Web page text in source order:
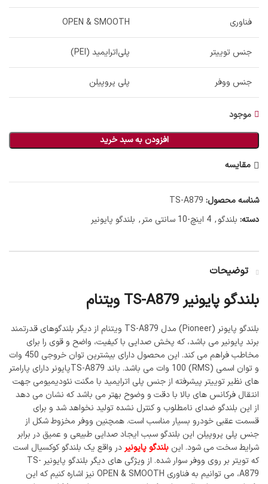
فناوری OPEN & SMOOTH
جنس توییتر پلی‌اترایمید (PEI)
جنس ووفر پلی پروپیلن
موجود
افزودن به سبد خرید
مقایسه
شناسه محصول: TS-A879
دسته: بلندگو, 4 اینچ-10 سانتی متر , بلندگو پایونیر
توضیحات
بلندگو پایونیر TS-A879 ویتنام
بلندگو پایونر (Pioneer) مدل TS-A879 ویتنام از دیگر بلندگوهای قدرتمند
برند پایونیر می باشد، که پخش صدایی با کیفیت، واضح و قوی را برای
مخاطب فراهم می کند. این محصول دارای بیشترین توان خروجی 450 وات
و توان اسمی (RMS) 100 وات می باشد. باند TS-A879پایونر دارای پارامتر
های نظیر توییتر پیشرفته از جنس پلی اترایمید با مگنت نئودیمیومی جهت
انتقال فرکانس های بالا با دقت و وضوح بهتر می باشد که نشان می دهد
از این بلندگو ضدای نامطلوب و کنترل نشده تولید نخواهد شد و برای
قسمت عقبی خودرو بسیار مناسب است. همچنین ووفر مخزوط شکل از
جنس پلی پروپیلن این بلندگو سبب ایجاد صدایی طبیعی و عمیق در برابر
شرایط سخت می شود. این بلندگو پایونیردر واقع یک بلندگو کوکسیال است
که تویتر بر روی ووفر سوار شده. از ویژگی های دیگر بلندگو پایونیر TS-
A879، می توانیم به فناوری OPEN & SMOOTH نیز اشاره کنیم که این